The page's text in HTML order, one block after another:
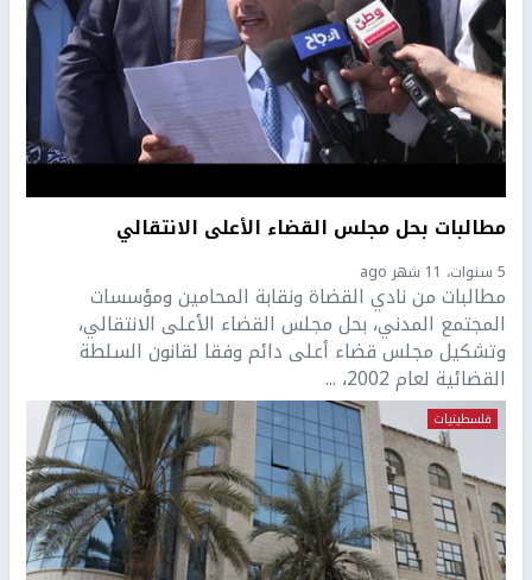
مطالبات بحل مجلس القضاء الأعلى الانتقالي
5 سنوات، 11 شهر ago
مطالبات من نادي القضاة ونقابة المحامين ومؤسسات
المجتمع المدني، بحل مجلس القضاء الأعلى الانتقالي،
وتشكيل مجلس قضاء أعلى دائم وفقا لقانون السلطة
القضائية لعام 2002، ...
فلسطينيات